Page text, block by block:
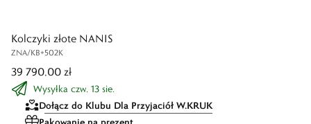
Kolczyki złote NANIS
ZNA/KB+502K
39 790,00 zł
Wysyłka czw. 13 sie.
Dołącz do Klubu Dla Przyjaciół W.KRUK